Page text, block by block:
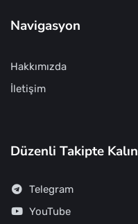
Navigasyon
Hakkımızda
İletişim
Düzenli Takipte Kalın
Telegram
YouTube